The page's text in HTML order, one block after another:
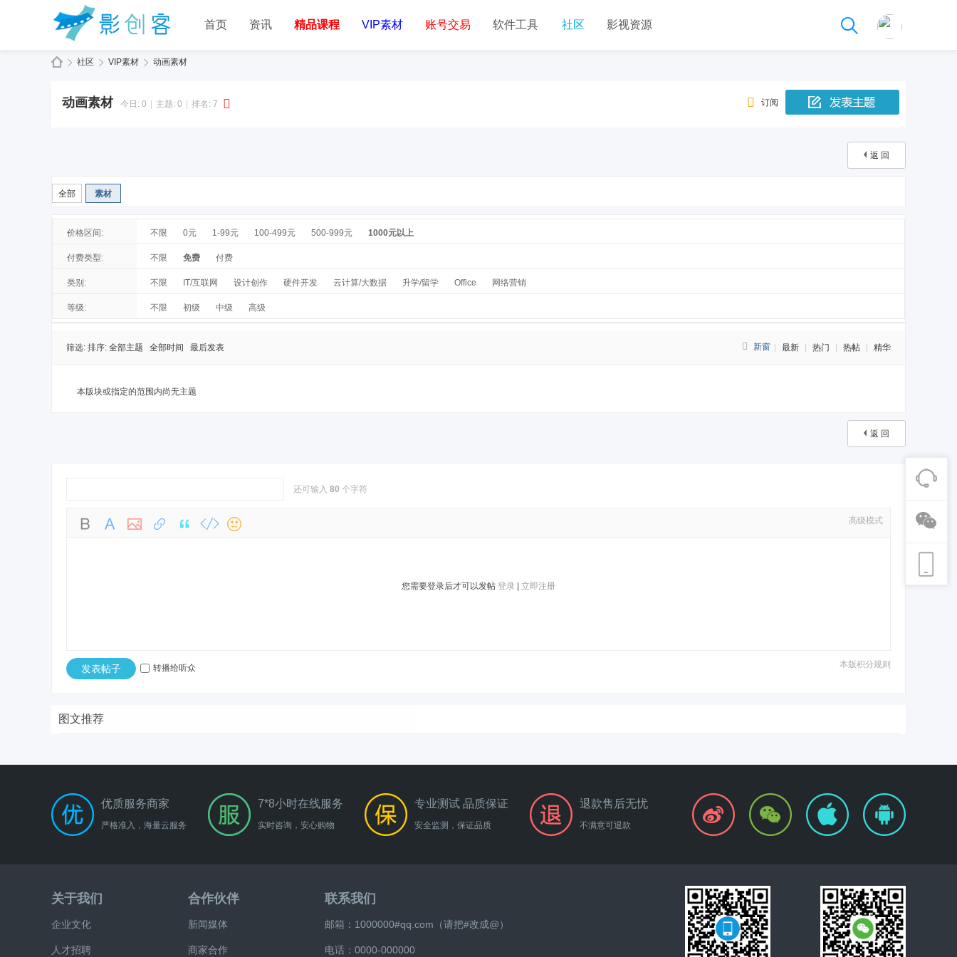
首页 资讯 精品课程 VIP素材 账号交易 软件工具 社区 影视资源
社区 VIP素材 动画素材
订阅
动画素材 今日: 0 主题: 0 排名: 7
返 回
全部 素材
价格区间: 不限 0元 1-99元 100-499元 500-999元 1000元以上
付费类型: 不限 免费 付费
类别: 不限 IT/互联网 设计创作 硬件开发 云计算/大数据 升学/留学 Office 网络营销
等级: 不限 初级 中级 高级
最新 热门 热帖 精华
新窗
筛选: 全部主题 全部时间
排序: 最后发表
本版块或指定的范围内尚无主题
返 回
还可输入 80 个字符
高级模式
您需要登录后才可以发帖 登录 立即注册
本版积分规则
发表帖子 转播给听众
图文推荐
优质服务商家
严格准入，海量云服务
7*8小时在线服务
实时咨询，安心购物
专业测试 品质保证
安全监测，保证品质
退款售后无忧
不满意可退款
关于我们
企业文化
人才招聘
合作伙伴
新闻媒体
商家合作
联系我们
邮箱：1000000#qq.com（请把#改成@）
电话：0000-000000